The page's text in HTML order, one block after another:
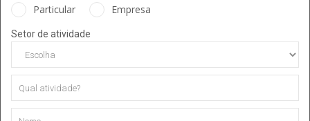
Particular Empresa
Setor de atividade